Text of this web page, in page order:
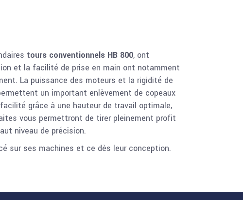
tours conventionnels HB 800, ont
et la facilité de prise en main ont notamment
La puissance des moteurs et la rigidité de
un important enlèvement de copeaux
grâce à une hauteur de travail optimale,
vous permettront de tirer pleinement profit
niveau de précision.
sur ses machines et ce dès leur conception.